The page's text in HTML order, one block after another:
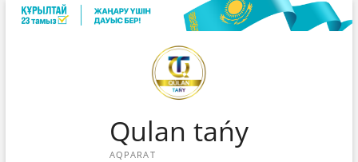
Skip
Qulan tańy
AQPARAT